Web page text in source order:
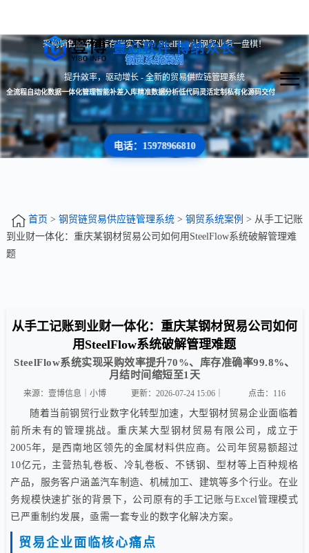
壹心软件 博纳众长
采购销售脱节？库存账实不符？SteelFlow让钢贸业务一盘棋！
钢贸系统案例
提升效率，驱动增长 - 全新的贸易供应链管理系统
全流程自动化数据一体化管理智能补差入库精准数据分析低代码灵活定制私有化源码交付
电话：15978966810
首页 > 钢贸链贸易供应链管理系统> 钢贸系统案例 > 从手工记账
到业财一体化：重庆某钢材贸易公司如何用SteelFlow系统破解管理难
题
从手工记账到业财一体化：重庆某钢材贸易公司如何
用SteelFlow系统破解管理难题
SteelFlow系统实现采购效率提升70%、库存准确率99.8%、
月结时间缩短至1天
来源：壹博信息｜小博 更新：2026-07-24 15:06｜ 点击： 116
随着当前钢贸行业数字化转型加速，大型钢材贸易企业面临着
前所未有的管理挑战。重庆某大型钢材贸易有限公司，成立于
2005年，是西南地区领先的金属材料供应商。公司年贸易额超过
10亿元，主营热轧卷板、冷轧卷板、不锈钢、型材等上百种规格
产品，服务客户涵盖汽车制造、机械加工、建筑等多个行业。在业
务规模快速扩张的背景下，公司原有的手工记账与Excel管理模式
已严重制约发展，亟需一套专业的数字化解决方案。
贸易企业面临核心痛点